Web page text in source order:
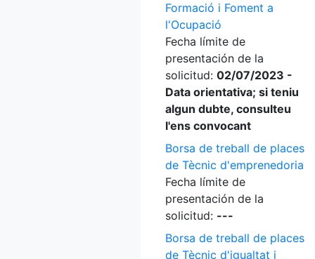
Formació i Foment a
l'Ocupació
Fecha límite de
presentación de la
solicitud: 02/07/2023 -
Data orientativa; si teniu
algun dubte, consulteu
l'ens convocant
Borsa de treball de places
de Tècnic d'emprenedoria
Fecha límite de
presentación de la
solicitud: ---
Borsa de treball de places
de Tècnic d'igualtat i